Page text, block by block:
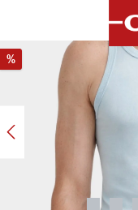
Bildergalerie überspringen
%Rabatt